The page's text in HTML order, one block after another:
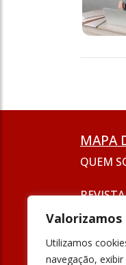
Valorizamos
Utilizamos
navegação,
MAPA
QUEM
SEJA UM